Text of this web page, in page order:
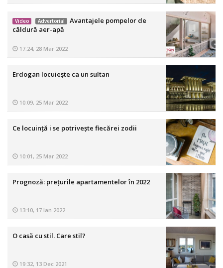
Video Advertorial
Avantajele pompelor de
căldură aer-apă
17:24, 28 Mar 2022
Erdogan locuiește ca un sultan
10:09, 25 Mar 2022
Ce locuință i se potrivește fiecărei zodii
10:01, 25 Mar 2022
Prognoză: prețurile apartamentelor în 2022
13:10, 17 Ian 2022
O casă cu stil. Care stil?
19:32, 13 Dec 2021